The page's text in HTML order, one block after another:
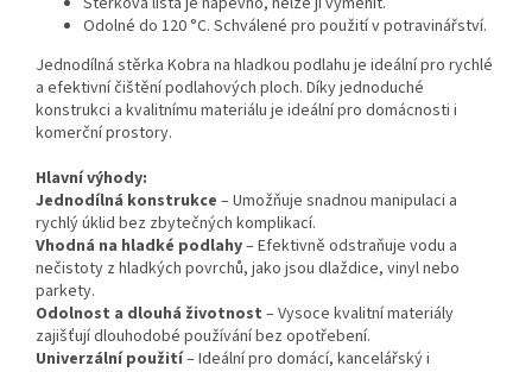
Odolné do 120 °C. Schválené pro použití v potravinářství.
Jednodílná stěrka Kobra na hladkou podlahu je ideální pro rychlé
a efektivní čištění podlahových ploch. Díky jednoduché
konstrukci a kvalitnímu materiálu je ideální pro domácnosti i
komerční prostory.
Hlavní výhody:
Jednodílná konstrukce – Umožňuje snadnou manipulaci a
rychlý úklid bez zbytečných komplikací.
Vhodná na hladké podlahy– Efektivně odstraňuje vodu a
nečistoty z hladkých povrchů, jako jsou dlaždice, vinyl nebo
parkety.
Odolnost a dlouhá životnost – Vysoce kvalitní materiály
zajišťují dlouhodobé používání bez opotřebení.
Univerzální použití– Ideální pro domácí, kancelářský i